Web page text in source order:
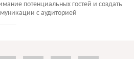
потенциальных гостей и создать
с аудиторией